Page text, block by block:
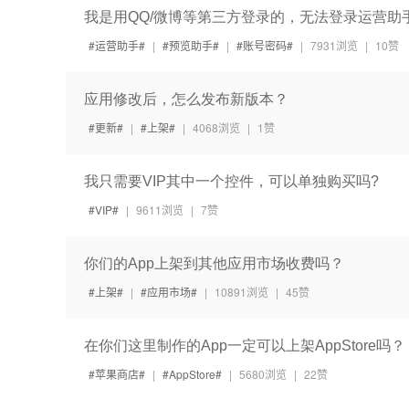
我是用QQ/微博等第三方登录的，无法登录运营助
运营助手
| 预览助手 | 账号密码 | 7931浏览 | 10赞
应用修改后，怎么发布新版本？
更新
| 上架 | 4068浏览 | 1赞
我只需要VIP其中一个控件，可以单独购买吗?
VIP
| 9611浏览 | 7赞
你们的App上架到其他应用市场收费吗？
上架
| 应用市场 | 10891浏览 | 45赞
在你们这里制作的App一定可以上架AppStore吗？
苹果商店
| AppStore | 5680浏览 | 22赞